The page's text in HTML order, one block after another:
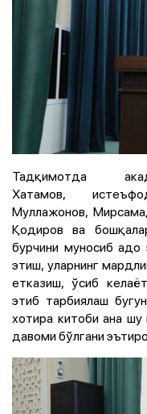
Тадқимотда
Хатамов,
Муллажонов,
Қодиров ва
бурчини муносиб адо
этиш, уларнинг
етказиш, ўсиб
этиб тарбиялаш
хотира китоби ана шу
давоми бўлгани